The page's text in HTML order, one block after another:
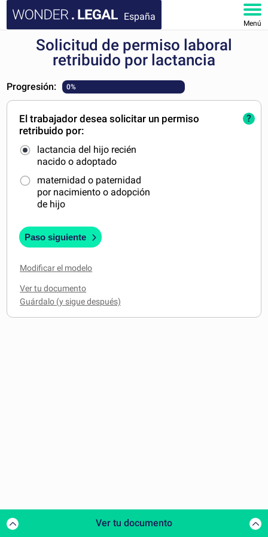
España
Menú
INICIOSolicitud de permiso laboral
retribuido por lactancia
Progresión: 0%
El trabajador desea solicitar un permiso
retribuido por:
lactancia del hijo recién
nacido o adoptado
maternidad o paternidad
por nacimiento o adopción
de hijo
?
Paso siguiente
Modificar el modelo
Ver tu documento
Ver tu documento